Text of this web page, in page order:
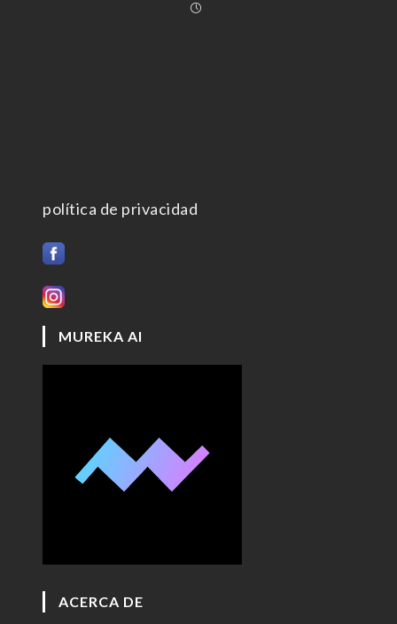
política de privacidad
MUREKA AI
ACERCA DE